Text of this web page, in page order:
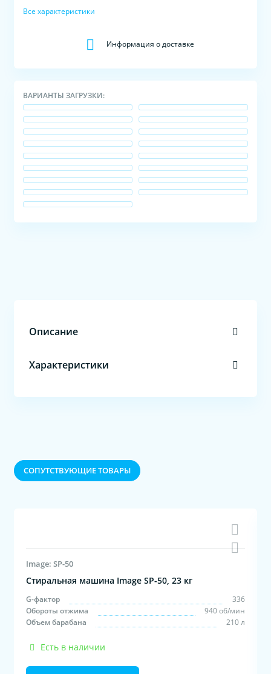
Все характеристики
Информация о доставке
ВАРИАНТЫ ЗАГРУЗКИ:
Описание
Характеристики
CОПУТСТВУЮЩИЕ ТОВАРЫ
Image: SP-50
Стиральная машина Image SP-50, 23 кг
G-фактор
336
Обороты отжима
940 об/мин
Объем барабана
210 л
Есть в наличии